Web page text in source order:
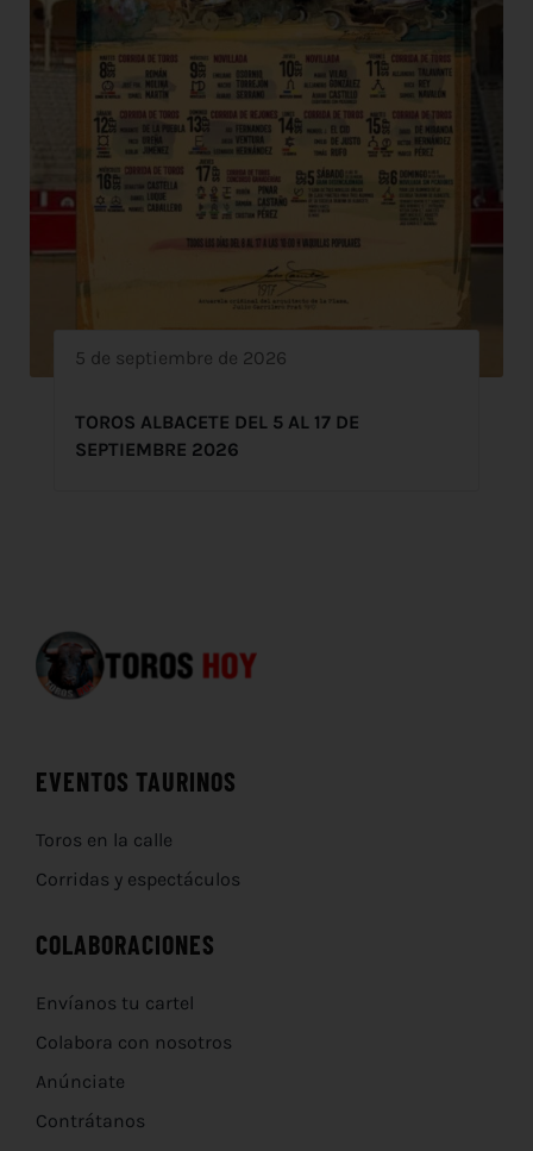
5 de septiembre de 2026
TOROS ALBACETE DEL 5 AL 17 DE
SEPTIEMBRE 2026
EVENTOS TAURINOS
Toros en la calle
Corridas y espectáculos
COLABORACIONES
Envíanos tu cartel
Colabora con nosotros
Anúnciate
Contrátanos